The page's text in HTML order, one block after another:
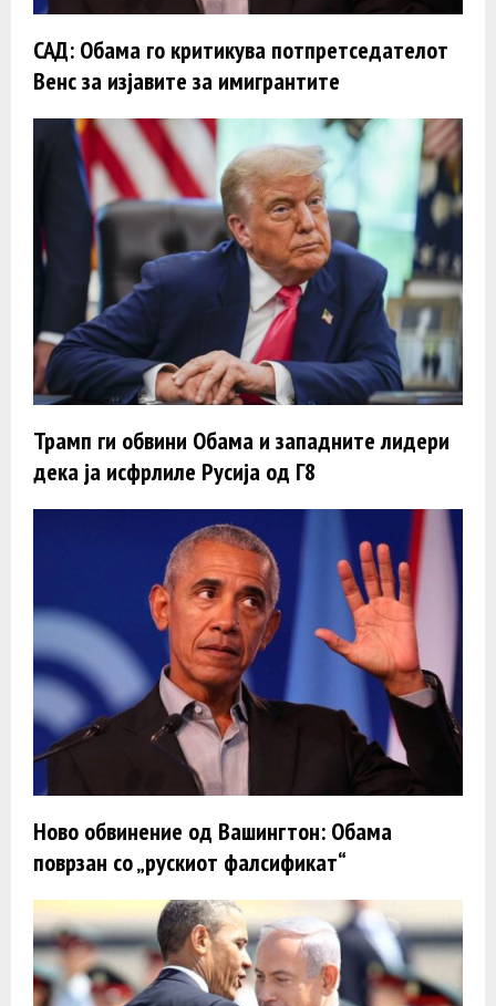
САД: Обама го критикува потпретседателот
Венс за изјавите за имигрантите
Трамп ги обвини Обама и западните лидери
дека ја исфрлиле Русија од Г8
Ново обвинение од Вашингтон: Обама
поврзан со „рускиот фалсификат“